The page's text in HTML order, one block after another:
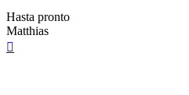
Hasta pronto
Matthias